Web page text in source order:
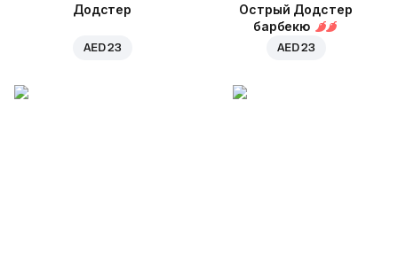
Додстер
AED 23
Острый Додстер
барбекю
AED 23